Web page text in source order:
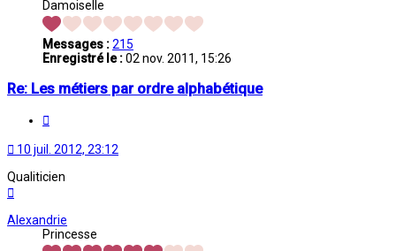
Damoiselle
Messages :215
Enregistré le :02 nov. 2011, 15:26
Re: Les métiers par ordre alphabétique
10 juil. 2012, 23:12
Qualiticien
Alexandrie
Princesse